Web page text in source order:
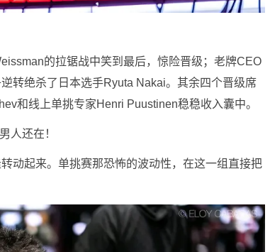
的拉锯战中笑到最后，惊险晋级；老牌CEO
转绝杀了日本选手Ryuta Nakai。其余四个晋级席
和线上单挑专家Henri Puustinen稳稳收入囊中。
人还在！
动起来。单挑赛那恐怖的波动性，在这一组直接把